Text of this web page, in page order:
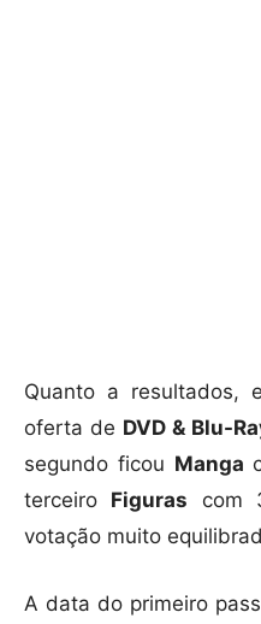
Quanto a resultados,
oferta de DVD & Blu-
segundo ficou Manga
terceiro Figuras com
votação muito
A data do primeiro